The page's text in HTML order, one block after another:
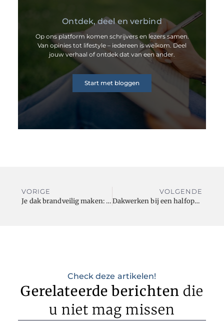
Ontdek, deel en verbind
Op ons platform komen schrijvers en lezers samen.
Van opinies tot lifestyle – iedereen is welkom. Deel
jouw verhaal of ontdek dat van een ander.
Start met bloggen
VORIGE
Je dak brandveilig maken: hoe doe je dat?
VOLGENDE
Dakwerken bij een halfopen bebouwing: wat je moet weten
Check deze artikelen!
Gerelateerde berichten die
u niet mag missen